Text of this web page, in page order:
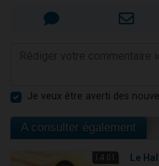
Je veux être averti des
A consulter également
14:01
Le